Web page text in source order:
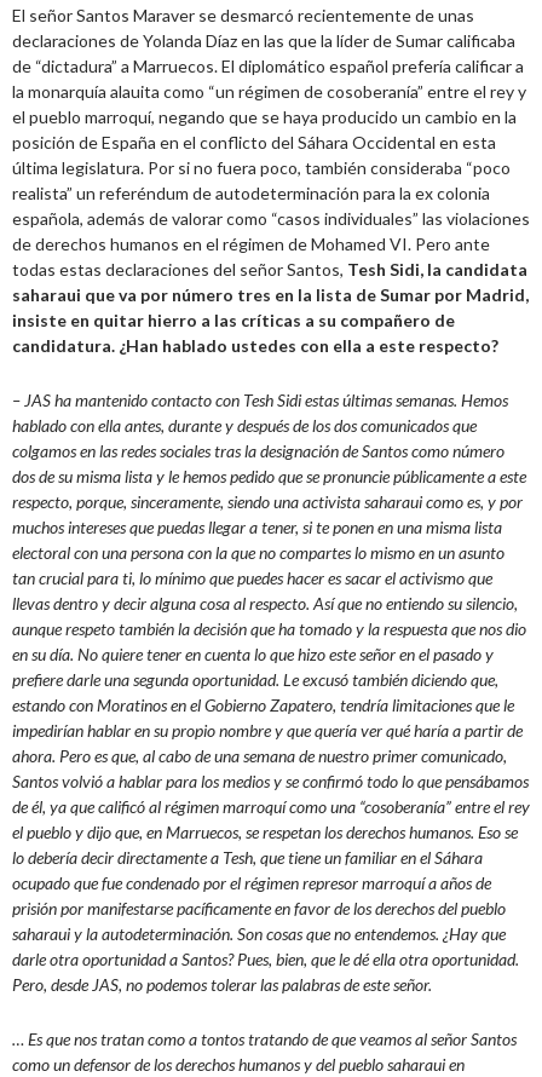
El señor Santos Maraver se desmarcó recientemente de unas
declaraciones de Yolanda Díaz en las que la líder de Sumar calificaba
de “dictadura” a Marruecos. El diplomático español prefería calificar a
la monarquía alauita como “un régimen de cosoberanía” entre el rey y
el pueblo marroquí, negando que se haya producido un cambio en la
posición de España en el conflicto del Sáhara Occidental en esta
última legislatura. Por si no fuera poco, también consideraba “poco
realista” un referéndum de autodeterminación para la ex colonia
española, además de valorar como “casos individuales” las violaciones
de derechos humanos en el régimen de Mohamed VI. Pero ante
todas estas declaraciones del señor Santos, Tesh Sidi, la candidata
saharaui que va por número tres en la lista de Sumar por Madrid,
insiste en quitar hierro a las críticas a su compañero de
candidatura. ¿Han hablado ustedes con ella a este respecto?
– JAS ha mantenido contacto con Tesh Sidi estas últimas semanas. Hemos
hablado con ella antes, durante y después de los dos comunicados que
colgamos en las redes sociales tras la designación de Santos como número
dos de su misma lista y le hemos pedido que se pronuncie públicamente a este
respecto, porque, sinceramente, siendo una activista saharaui como es, y por
muchos intereses que puedas llegar a tener, si te ponen en una misma lista
electoral con una persona con la que no compartes lo mismo en un asunto
tan crucial para ti, lo mínimo que puedes hacer es sacar el activismo que
llevas dentro y decir alguna cosa al respecto. Así que no entiendo su silencio,
aunque respeto también la decisión que ha tomado y la respuesta que nos dio
en su día. No quiere tener en cuenta lo que hizo este señor en el pasado y
prefiere darle una segunda oportunidad. Le excusó también diciendo que,
estando con Moratinos en el Gobierno Zapatero, tendría limitaciones que le
impedirían hablar en su propio nombre y que quería ver qué haría a partir de
ahora. Pero es que, al cabo de una semana de nuestro primer comunicado,
Santos volvió a hablar para los medios y se confirmó todo lo que pensábamos
de él, ya que calificó al régimen marroquí como una “cosoberanía” entre el rey
el pueblo y dijo que, en Marruecos, se respetan los derechos humanos. Eso se
lo debería decir directamente a Tesh, que tiene un familiar en el Sáhara
ocupado que fue condenado por el régimen represor marroquí a años de
prisión por manifestarse pacíficamente en favor de los derechos del pueblo
saharaui y la autodeterminación. Son cosas que no entendemos. ¿Hay que
darle otra oportunidad a Santos? Pues, bien, que le dé ella otra oportunidad.
Pero, desde JAS, no podemos tolerar las palabras de este señor.
… Es que nos tratan como a tontos tratando de que veamos al señor Santos
como un defensor de los derechos humanos y del pueblo saharaui en